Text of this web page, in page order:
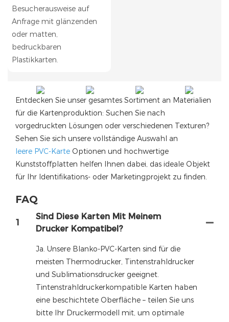
Besucherausweise auf
Anfrage mit glänzenden
oder matten,
bedruckbaren
Plastikkarten.
Entdecken Sie unser gesamtes Sortiment an Materialien
für die Kartenproduktion: Suchen Sie nach
vorgedruckten Lösungen oder verschiedenen Texturen?
Sehen Sie sich unsere vollständige Auswahl an
leere PVC-Karte Optionen und hochwertige
Kunststoffplatten helfen Ihnen dabei, das ideale Objekt
für Ihr Identifikations- oder Marketingprojekt zu finden.
FAQ
1
Sind Diese Karten Mit Meinem
Drucker Kompatibel?
Ja. Unsere Blanko-PVC-Karten sind für die
meisten Thermodrucker, Tintenstrahldrucker
und Sublimationsdrucker geeignet.
Tintenstrahldruckerkompatible Karten haben
eine beschichtete Oberfläche – teilen Sie uns
bitte Ihr Druckermodell mit, um optimale